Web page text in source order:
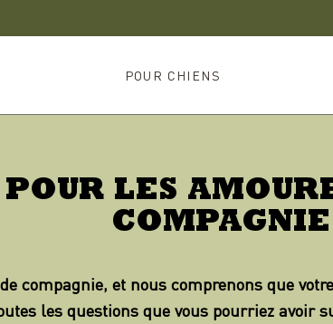
POUR CHIENS
LES
COMPAGNIE
compagnie, et nous comprenons que
les questions que vous pourriez avoir